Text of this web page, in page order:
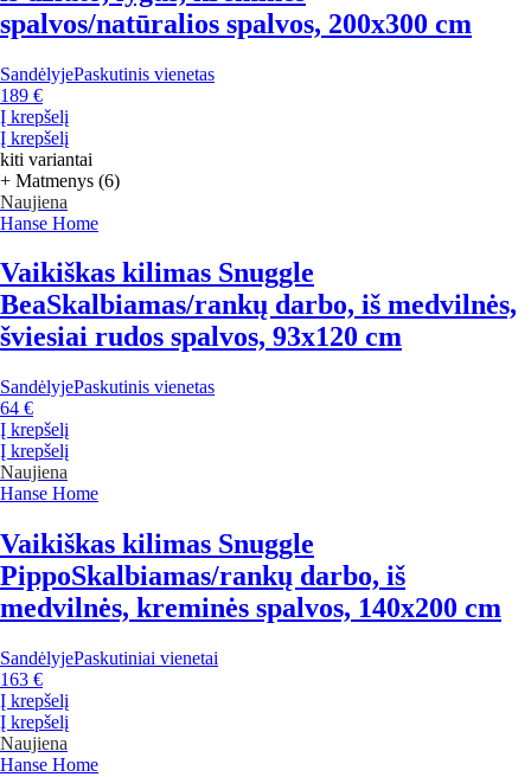
spalvos/natūralios spalvos, 200x300 cm
SandėlyjePaskutinis vienetas
189 €
Į krepšelį
Į krepšelį
kiti variantai
+ Matmenys (6)
Naujiena
Hanse Home
Vaikiškas kilimas Snuggle
BeaSkalbiamas/rankų darbo, iš medvilnės,
šviesiai rudos spalvos, 93x120 cm
SandėlyjePaskutinis vienetas
64 €
Į krepšelį
Į krepšelį
Naujiena
Hanse Home
Vaikiškas kilimas Snuggle
PippoSkalbiamas/rankų darbo, iš
medvilnės, kreminės spalvos, 140x200 cm
SandėlyjePaskutiniai vienetai
163 €
Į krepšelį
Į krepšelį
Naujiena
Hanse Home